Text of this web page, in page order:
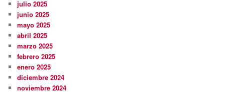
julio 2025
junio 2025
mayo 2025
abril 2025
marzo 2025
febrero 2025
enero 2025
diciembre 2024
noviembre 2024